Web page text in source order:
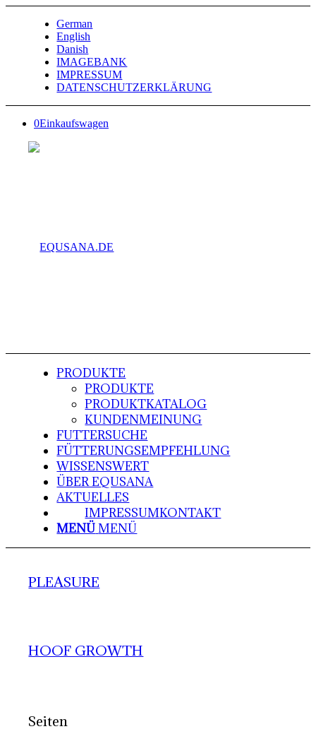
German
English
Danish
IMAGEBANK
IMPRESSUM
DATENSCHUTZERKLÄRUNG
0Einkaufswagen
PRODUKTE
PRODUKTE
PRODUKTKATALOG
KUNDENMEINUNG
FUTTERSUCHE
FÜTTERUNGSEMPFEHLUNG
WISSENSWERT
ÜBER EQUSANA
AKTUELLES
KONTAKT
IMPRESSUM
MENÜ MENÜ
PLEASURE
HOOF GROWTH
Seiten